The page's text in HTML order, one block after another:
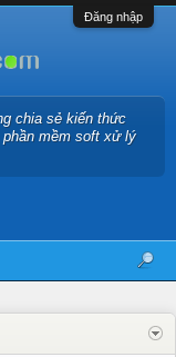
Đăng nhập
chia sẻ kiến thức
phần mềm soft xử lý